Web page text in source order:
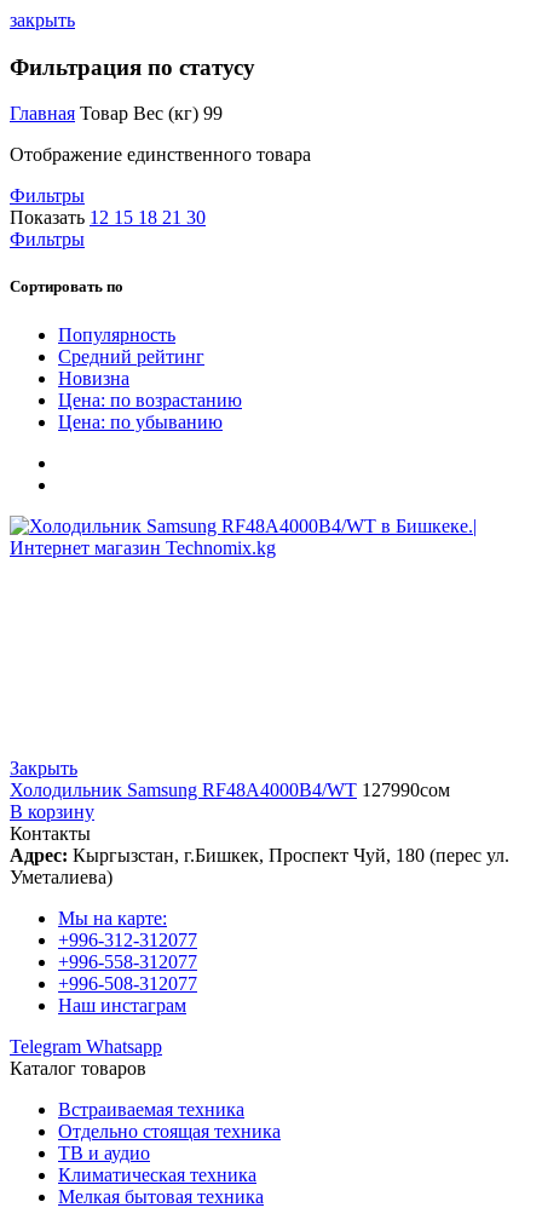
закрыть
Фильтрация по статусу
Главная Товар Вес (кг) 99
Отображение единственного товара
Фильтры
Показать 12 15 18 21 30
Фильтры
Сортировать по
Популярность
Средний рейтинг
Новизна
Цена: по возрастанию
Цена: по убыванию
Закрыть
Холодильник Samsung RF48A4000B4/WT 127990сом
В корзину
Контакты
Адрес: Кыргызстан, г.Бишкек, Проспект Чуй, 180 (перес ул.
Уметалиева)
Мы на карте:
+996-312-312077
+996-558-312077
+996-508-312077
Наш инстаграм
Telegram Whatsapp
Каталог товаров
Встраиваемая техника
Отдельно стоящая техника
ТВ и аудио
Климатическая техника
Мелкая бытовая техника